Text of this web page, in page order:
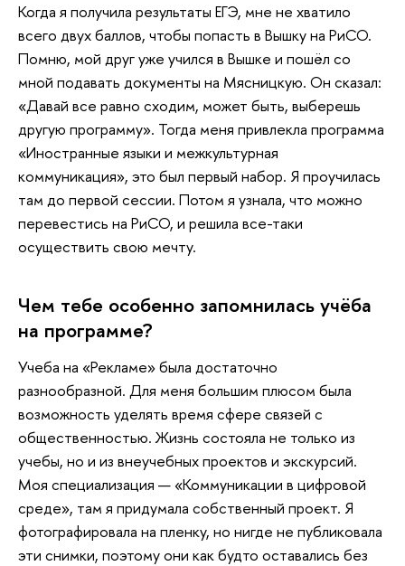
Когда я получила результаты ЕГЭ, мне не хватило
всего двух баллов, чтобы попасть в Вышку на РиСО.
Помню, мой друг уже учился в Вышке и пошёл со
мной подавать документы на Мясницкую. Он сказал:
«Давай все равно сходим, может быть, выберешь
другую программу». Тогда меня привлекла программа
«Иностранные языки и межкультурная
коммуникация», это был первый набор. Я проучилась
там до первой сессии. Потом я узнала, что можно
перевестись на РиСО, и решила все-таки
осуществить свою мечту.
Чем тебе особенно запомнилась учёба
на программе?
Учеба на «Рекламе» была достаточно
разнообразной. Для меня большим плюсом была
возможность уделять время сфере связей с
общественностью. Жизнь состояла не только из
учебы, но и из внеучебных проектов и экскурсий.
Моя специализация — «Коммуникации в цифровой
среде», там я придумала собственный проект. Я
фотографировала на пленку, но нигде не публиковала
эти снимки, поэтому они как будто оставались без